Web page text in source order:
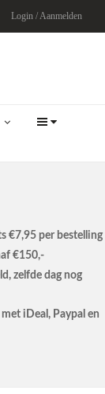
Login / Aanmelden
€7,95 per bestelling
€150,-
zelfde dag nog
iDeal, Paypal en